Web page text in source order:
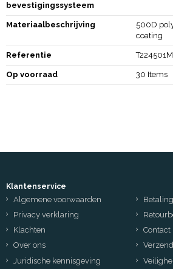
bevestigingssysteem
Materiaalbeschrijving
500D
coating
Referentie
Op voorraad 30 Items
Klantenservice
Algemene voorwaarden
Privacy verklaring
Klachten
Contact
Over ons
Juridische kennisgeving